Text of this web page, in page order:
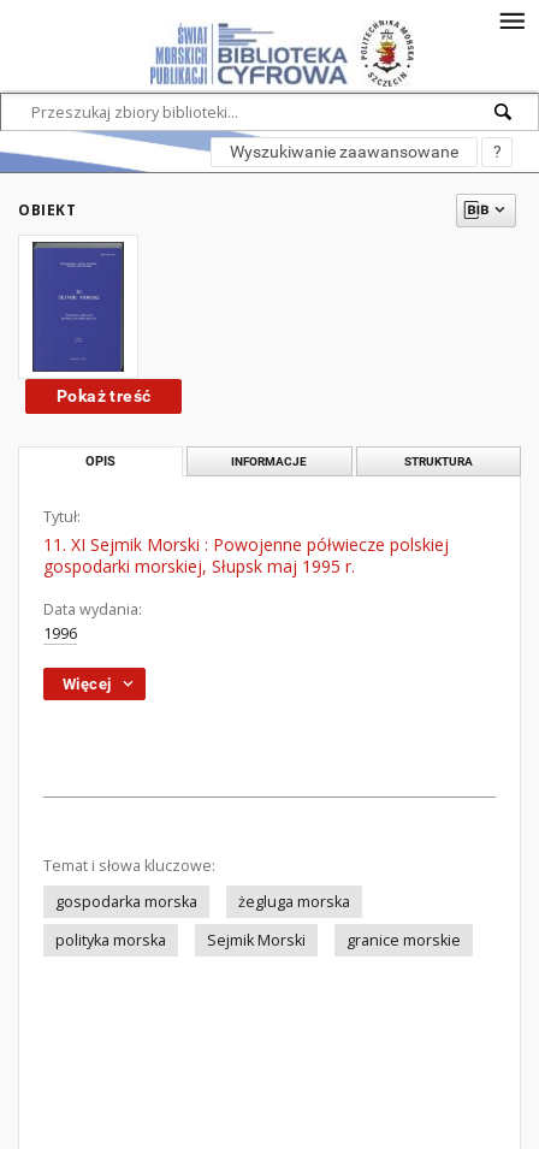
Wyszukiwanie zaawansowane ?
OBIEKT
Pokaż treść
OPIS INFORMACJE STRUKTURA
Tytuł:
11. XI Sejmik Morski : Powojenne półwiecze polskiej
gospodarki morskiej, Słupsk maj 1995 r.
Data wydania:
1996
Więcej
Temat i słowa kluczowe:
gospodarka morska
żegluga morska
polityka morska
Sejmik Morski granice morskie